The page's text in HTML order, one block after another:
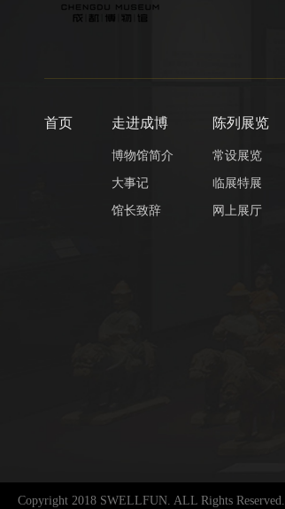
首页 走进成博
博物馆简介
大事记
馆长致辞
陈列展览
常设展览
临展特展
网上展厅
Copyright 2018 SWELLFUN. ALL Rights Reserved.